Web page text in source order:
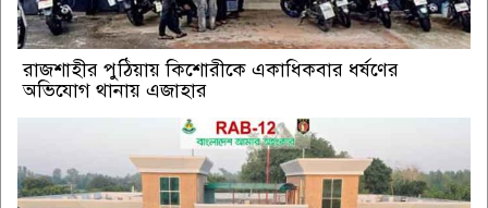
রাজশাহীর পুঠিয়ায় কিশোরীকে একাধিকবার ধর্ষণের
অভিযোগ থানায় এজাহার